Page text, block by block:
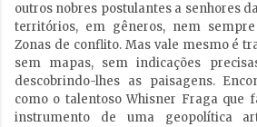
outros nobres postulantes a senhores
territórios, em gêneros, nem
Zonas de conflito. Mas vale mesmo é
sem mapas, sem indicações
descobrindo-lhes as paisagens.
como o talentoso Whisner Fraga que
instrumento de uma geopolítica